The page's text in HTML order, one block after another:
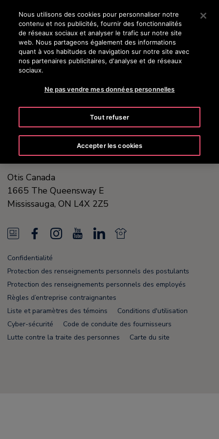
Appuyez sur Entrée pour passer au contenu principal
RECHERCHER
United States (EN)
Otis Canada
1665 The Queensway E
Mississauga, ON L4X 2Z5
N
e
w
s
F
e
e
a
c
e
b
o
o
I
s
t
a
g
r
u
T
u
b
e
L
n
k
e
d
i
N
w
s
e
e
Confidentialité
Protection des renseignements personnels des postulants
Protection des renseignements personnels des employés
Règles d’entreprise contraignantes
Liste et paramètres des témoins
Conditions d'utilisation
Cyber-sécurité
Code de conduite des fournisseurs
Lutte contre la traite des personnes
Carte du site
Nous utilisons des cookies pour personnaliser notre
contenu et nos publicités, fournir des fonctionnalités
de réseaux sociaux et analyser le trafic sur notre site
web. Nous partageons également des informations
quant à vos habitudes de navigation sur notre site avec
nos partenaires publicitaires, d'analyse et de réseaux
sociaux.
Ne pas vendre mes données personnelles
Tout refuser
Accepter les cookies